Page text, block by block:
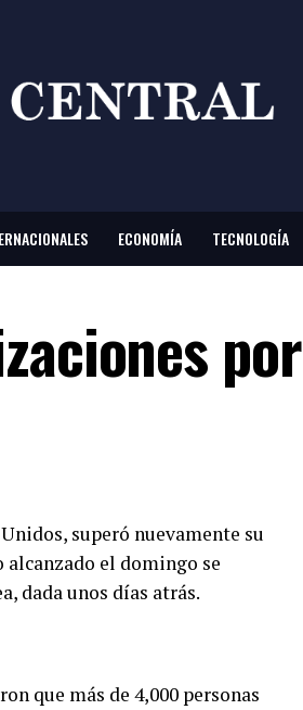
ECONOMÍA TECNOLOGÍA
por
superó nuevamente su
el domingo se
dada unos días atrás.
que más de 4,000 personas